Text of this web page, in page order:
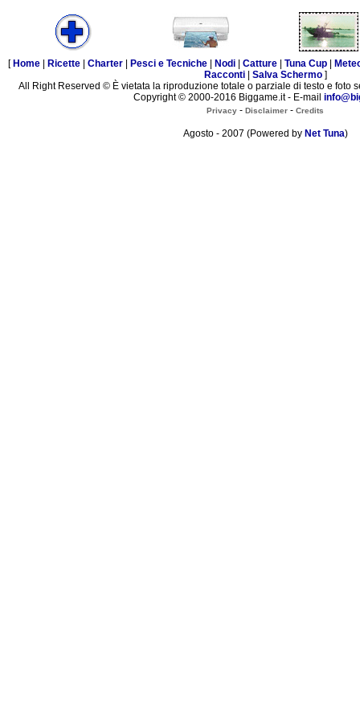
[ Home Ricette Charter Pesci e Tecniche Nodi Catture Tuna Cup
Racconti| Salva Schermo]
All Right Reserved © È vietata la riproduzione totale o parziale di testo e foto
Copyright © 2000-2016 Biggame.it - E-mail
Privacy - Disclaimer - Credits
Agosto - 2007 (Powered by Net Tuna)